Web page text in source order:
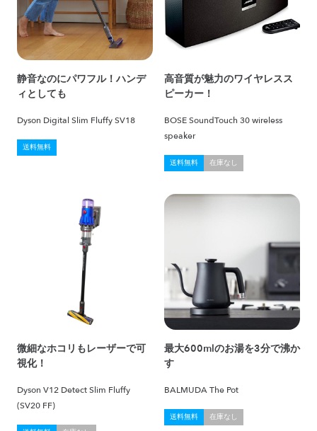
静音なのにパワフル！ハンデ
ィとしても
Dyson Digital Slim Fluffy SV18
送料無料
高音質が魅力のワイヤレスス
ピーカー！
BOSE SoundTouch 30 wireless
speaker
送料無料 在庫なし
微細なホコリもレーザーで可
視化！
Dyson V12 Detect Slim Fluffy
(SV20 FF)
最大600mlのお湯を3分で沸か
す
BALMUDA The Pot
送料無料 在庫なし